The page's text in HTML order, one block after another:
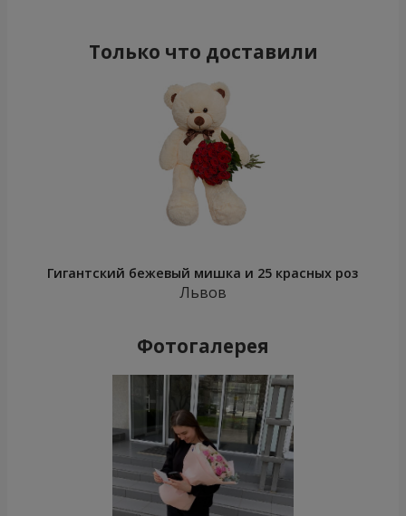
Только что доставили
Гигантский бежевый мишка и 25 красных роз
Львов
Фотогалерея